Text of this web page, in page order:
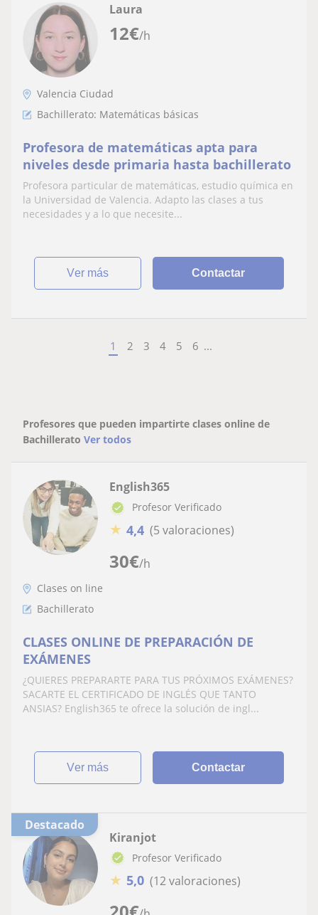
12€/h
Laura
Valencia Ciudad
Bachillerato: Matemáticas básicas
Profesora de matemáticas apta para
niveles desde primaria hasta bachillerato
Profesora particular de matemáticas, estudio química en
la Universidad de Valencia. Adapto las clases a tus
necesidades y a lo que necesite...
ver más Contactar
1 2 3 4 5 6 ...
Profesores que pueden impartirte clases online de
Bachillerato Ver todos
30€/h
English365
Profesor Verificado
★ 4,4 (5 valoraciones)
Clases on line
Bachillerato
CLASES ONLINE DE PREPARACIÓN DE
EXÁMENES
¿QUIERES PREPARARTE PARA TUS PRÓXIMOS EXÁMENES?
SACARTE EL CERTIFICADO DE INGLÉS QUE TANTO
ANSIAS? English365 te ofrece la solución de ingl...
ver más Contactar
Destacado
Kiranjot
Profesor Verificado
★ 5,0 (12 valoraciones)